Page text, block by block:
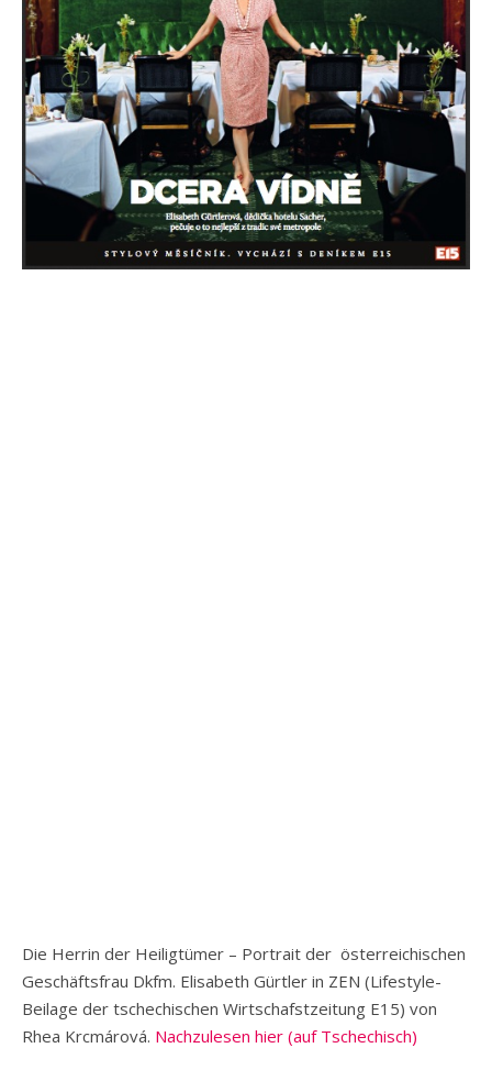
Die Herrin der Heiligtümer – Portrait der österreichischen
Geschäftsfrau Dkfm. Elisabeth Gürtler in ZEN (Lifestyle-
Beilage der tschechischen Wirtschafstzeitung E15) von
Rhea Krcmárová. Nachzulesen hier (auf Tschechisch)